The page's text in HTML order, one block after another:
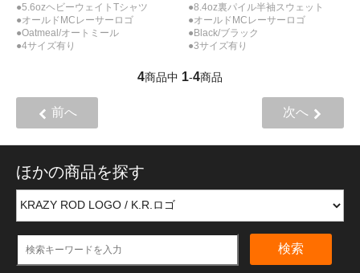
●5.6ozヘビーウェイトTシャツ
●オールドMCレーサーロゴ
●Oatmeal/オートミール
●4サイズ有り
●8.4oz裏パイル半袖スウェット
●オールドMCレーサーロゴ
●Black/ブラック
●3サイズ有り
4商品中 1-4商品
前へ 次へ
ほかの商品を探す
検索